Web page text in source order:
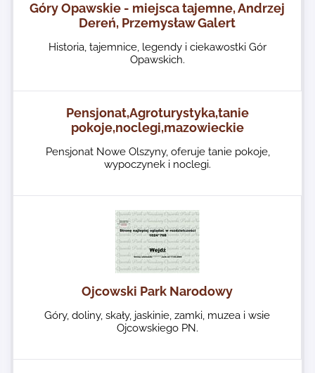
Góry Opawskie - miejsca tajemne, Andrzej
Dereń, Przemysław Galert
Historia, tajemnice, legendy i ciekawostki Gór
Opawskich.
Pensjonat,Agroturystyka,tanie
pokoje,noclegi,mazowieckie
Pensjonat Nowe Olszyny, oferuje tanie pokoje,
wypoczynek i noclegi.
Ojcowski Park Narodowy
Góry, doliny, skały, jaskinie, zamki, muzea i wsie
Ojcowskiego PN.